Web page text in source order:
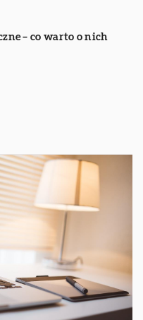
– co warto o nich